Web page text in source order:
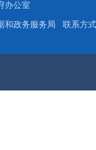
府办公室
和政务服务局 联系方